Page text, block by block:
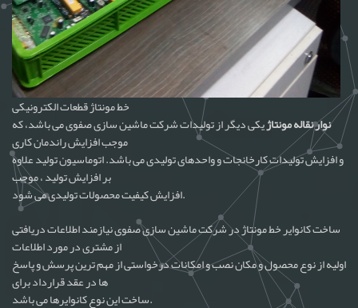
خط مونتاژ قطعات الکترونیکی
نوار نقاله مونتاژیکی دیگر از تولیدات شرکت ماشین سازی صفوی می باشد، که
موجب افزایش راندمان کاری
و افزایش تولیدات کارخانجات و واحدهای تولیدی می باشد. اتوماسیون تولید علاوه
بر افزایش تولید ، موجب
افزایش کیفیت محصولات تولیدی می شود.
ساخت کانوایر خط مونتاژ در شرکت ماشین سازی صفوی نیازمند اطلاعات دریافتی
از مشتری در مورد اطلاعات
اولیه از نوع محصول و مکان نصب و امکانات درخواستی از مهم ترین پرسش و پاسخ
ها در عقد قرارداد برای
ساخت این نوع کانوایرها می باشد.